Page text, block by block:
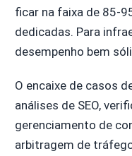
ficar na faixa de 85-
dedicadas. Para
desempenho bem
O encaixe de casos
análises de SEO,
gerenciamento de
arbitragem de